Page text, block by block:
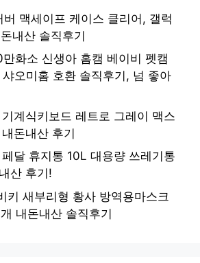
맥세이프 케이스 클리어, 갤럭
내산 솔직후기
화소 신생아 홈캠 베이비 펫캠
오미홈 호환 솔직후기, 넘 좋아
계식키보드 레트로 그레이 맥스
돈내산 후기
달 휴지통 10L 대용량 쓰레기통
산 후기!
키 새부리형 황사 방역용마스크
내돈내산 솔직후기